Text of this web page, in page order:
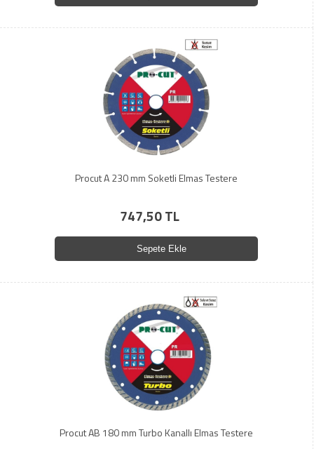
Procut A 230 mm Soketli Elmas Testere
747,50 TL
Sepete Ekle
Procut AB 180 mm Turbo Kanallı Elmas Testere